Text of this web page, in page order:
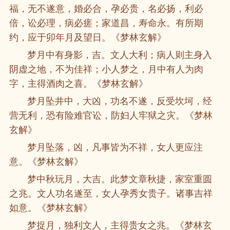
福，无不遂意，婚必合，孕必贵，名必扬，利必
倍，讼必理，病必瘥；家道昌，寿命永。有所期
约，应于卯年月及望日。《梦林玄解》
梦月中有身影，吉。文人大利；病人则主身入
阴虚之地，不为佳祥；小人梦之，月中有人为肉
字，主得酒肉之喜。《梦林玄解》
梦月坠井中，大凶，功名不遂，反受坎坷，经
营无利，恐有险难官讼，防妇人牢狱之灾。《梦林
玄解》
梦月坠落，凶，凡事皆为不祥，女人更应注
意。《梦林玄解》
梦中秋玩月，大吉。此梦文章秋捷，家室重圆
之兆。文人功名遂至，女人孕秀女贵子。诸事吉祥
如意。《梦林玄解》
梦捉月，独利文人，主得贵女之兆。《梦林玄